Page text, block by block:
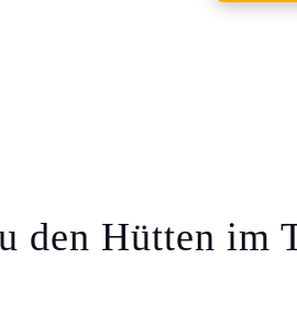
den Hütten im